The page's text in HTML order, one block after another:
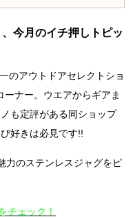
今月のイチ押しトピッ
のアウトドアセレクトショ
ナー。ウエアからギアま
も定評がある同ショップ
好きは必見です!!
力のステンレスジャグをピ
チェック！